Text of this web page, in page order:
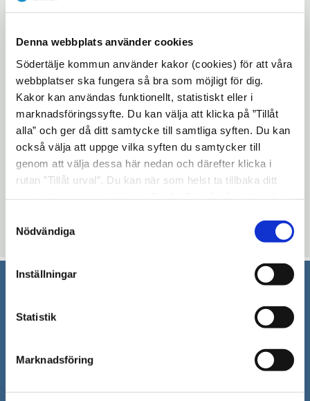
Denna webbplats använder cookies
Södertälje kommun använder kakor (cookies) för att våra
webbplatser ska fungera så bra som möjligt för dig.
Kakor kan användas funktionellt, statistiskt eller i
marknadsföringssyfte. Du kan välja att klicka på ”Tillåt
alla” och ger då ditt samtycke till samtliga syften. Du kan
också välja att uppge vilka syften du samtycker till
genom att välja dessa här nedan och därefter klicka i
rutan ”Tillåt urval”. Du kan när som helst ta tillbaka ditt
"Visa detaljer" kan du läsa om hur kakorna används och
hur vi och våra leverantörer inhämtar och behandlar
Nödvändiga
Inställningar
Statistik
Marknadsföring
återvinningsstationer"Öppna
nytt
fönster
9.Feriepraktik 2018Öppna
nytt
fönster
10. Ärendebalans
11. Meddelanden/anmälningsärenden
12. Delegeringsbeslut
13. Övriga frågor
Uppdaterad: 2017-09-20
Blev du hjälpt av informationen på den här sidan?
thumb_up Ja
Södertälje kommun
Tfn: 08–523 010 00